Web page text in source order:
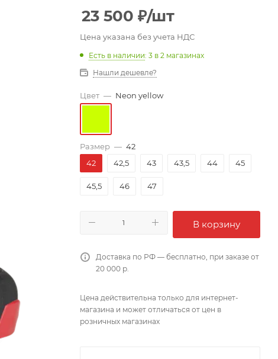
23 500 ₽/шт
Цена указана без учета НДС
Есть в наличии: 3 в 2 магазинах
Нашли дешевле?
Цвет — Neon yellow
Размер — 42
42
42,5 43 43,5 44 45
45,5 46 47
В корзину
Доставка по РФ — бесплатно, при заказе от
20 000 р.
Цена действительна только для интернет-
магазина и может отличаться от цен в
розничных магазинах